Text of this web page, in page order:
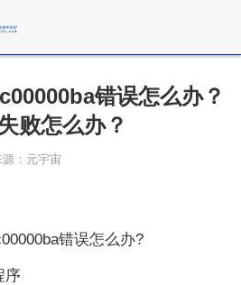
错误怎么办？
败怎么办？
：元宇宙
错误怎么办?
序